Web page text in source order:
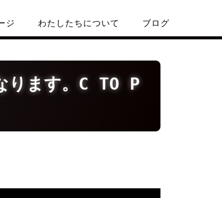
ジ わたしたちについて ブログ
ります。C TO P